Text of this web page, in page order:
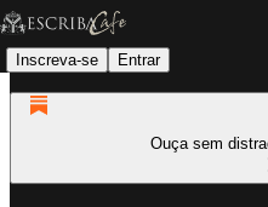
Inscreva-se Entrar
Ouça sem